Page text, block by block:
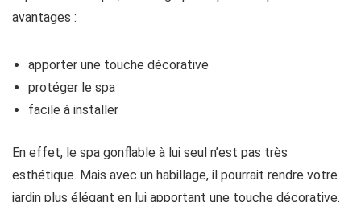
avantages :
apporter une touche décorative
protéger le spa
facile à installer
En effet, le spa gonflable à lui seul n’est pas très
esthétique. Mais avec un habillage, il pourrait rendre votre
jardin plus élégant en lui apportant une touche décorative.